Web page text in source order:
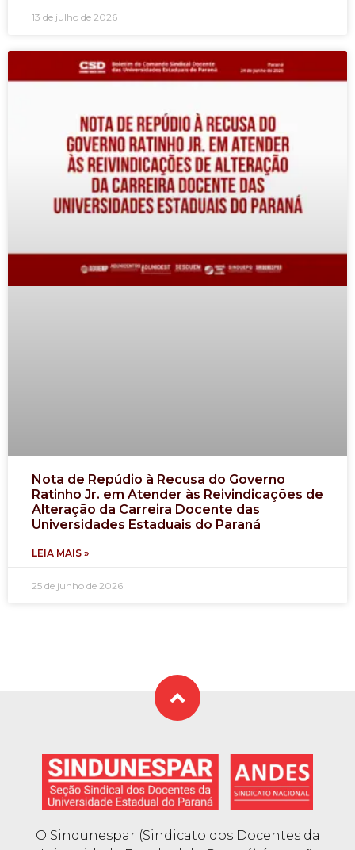
13 de julho de 2026
Nota de Repúdio à Recusa do Governo
Ratinho Jr. em Atender às Reivindicações de
Alteração da Carreira Docente das
Universidades Estaduais do Paraná
LEIA MAIS »
25 de junho de 2026
O Sindunespar (Sindicato dos Docentes da